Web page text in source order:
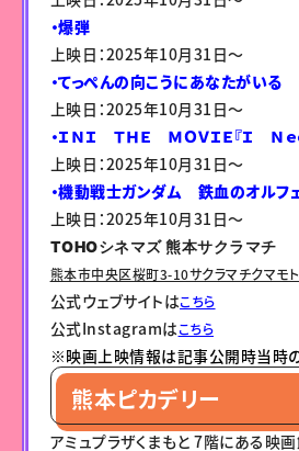
・爆弾
上映日：2025年10月31日〜
・てっぺんの向こうにあなたがいる
上映日：2025年10月31日〜
・ＩＮＩ ＴＨＥ ＭＯＶＩＥ『Ｉ Ｎ
上映日：2025年10月31日〜
・機動戦士ガンダム 鉄血のオルフ
上映日：2025年10月31日〜
TOHOシネマズ 熊本サクラマチ
熊本市中央区桜町3-10サクラマチクマモ
公式ウェブサイトはこちら
公式Instagramはこちら
※映画上映情報は記事公開時当時
熊本ピカデリー
アミュプラザくまもと 7階にある映画